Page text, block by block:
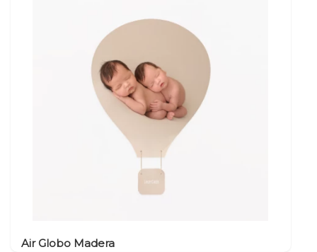
Air Globo Madera